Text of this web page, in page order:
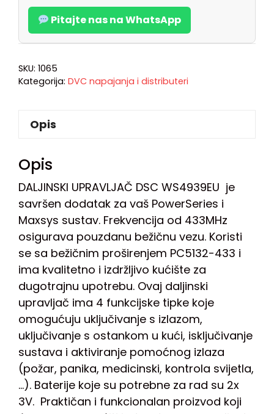
Pitajte nas na WhatsApp
SKU: 1065
Kategorija: DVC napajanja i distributeri
Opis
Opis
DALJINSKI UPRAVLJAČ DSC WS4939EU je
savršen dodatak za vaš PowerSeries i
Maxsys sustav. Frekvencija od 433MHz
osigurava pouzdanu bežičnu vezu. Koristi
se sa bežičnim proširenjem PC5132-433 i
ima kvalitetno i izdržljivo kućište za
dugotrajnu upotrebu. Ovaj daljinski
upravljač ima 4 funkcijske tipke koje
omogućuju uključivanje s izlazom,
uključivanje s ostankom u kući, isključivanje
sustava i aktiviranje pomoćnog izlaza
(požar, panika, medicinski, kontrola svijetla,
…). Baterije koje su potrebne za rad su 2x
3V. Praktičan i funkcionalan proizvod koji